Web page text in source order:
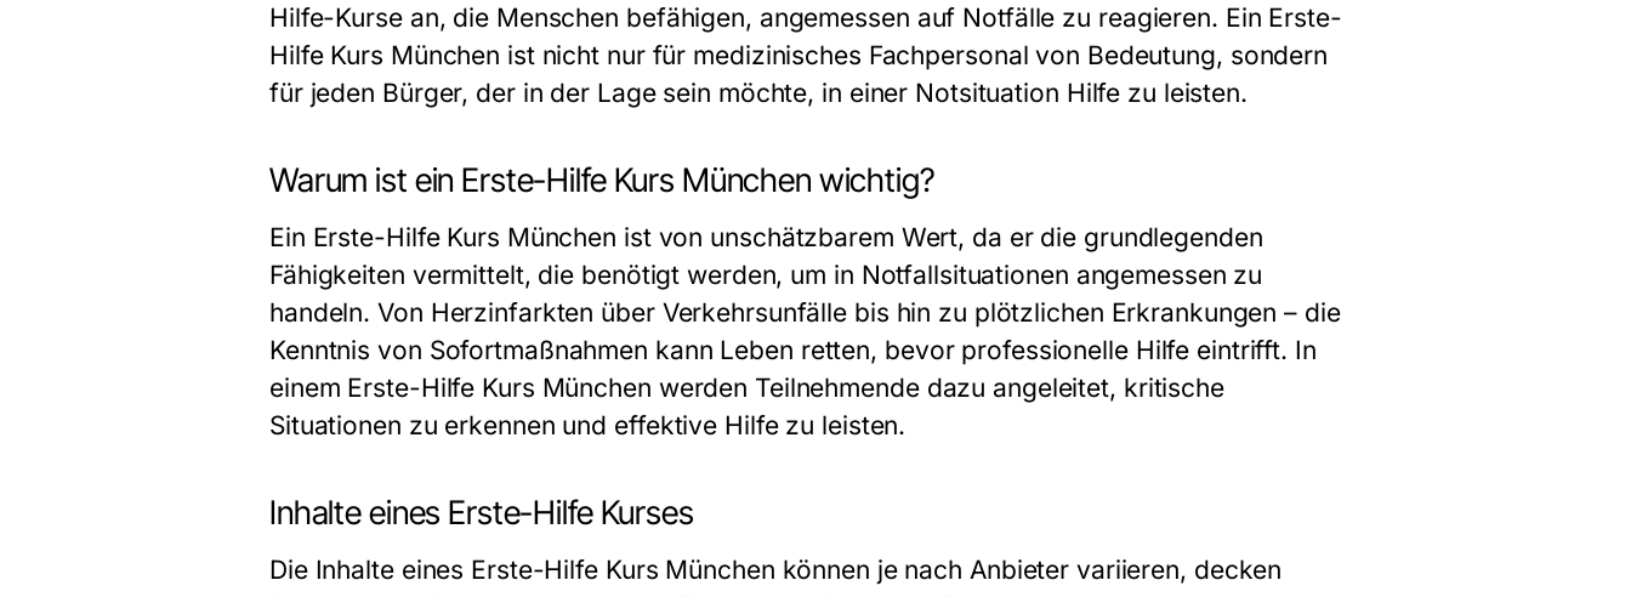
Hilfe-Kurse an, die Menschen befähigen, angemessen auf Notfälle zu reagieren. Ein Erste-
Hilfe Kurs München ist nicht nur für medizinisches Fachpersonal von Bedeutung, sondern
für jeden Bürger, der in der Lage sein möchte, in einer Notsituation Hilfe zu leisten.
Warum ist ein Erste-Hilfe Kurs München wichtig?
Ein Erste-Hilfe Kurs München ist von unschätzbarem Wert, da er die grundlegenden
Fähigkeiten vermittelt, die benötigt werden, um in Notfallsituationen angemessen zu
handeln. Von Herzinfarkten über Verkehrsunfälle bis hin zu plötzlichen Erkrankungen – die
Kenntnis von Sofortmaßnahmen kann Leben retten, bevor professionelle Hilfe eintrifft. In
einem Erste-Hilfe Kurs München werden Teilnehmende dazu angeleitet, kritische
Situationen zu erkennen und effektive Hilfe zu leisten.
Inhalte eines Erste-Hilfe Kurses
Die Inhalte eines Erste-Hilfe Kurs München können je nach Anbieter variieren, decken